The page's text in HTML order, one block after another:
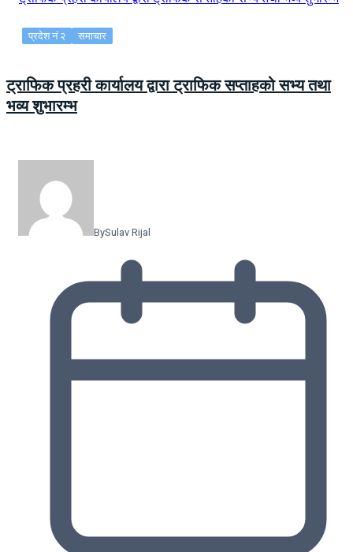
प्रदेश नं २ समाचार
ट्राफिक प्रहरी कार्यालय द्वारा ट्राफिक सप्ताहको सभ्य तथा
भव्य शुभारम्भ
BySulav Rijal